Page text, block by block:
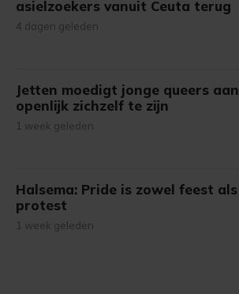
asielzoekers vanuit Ceuta terug
4 dagen geleden
Jetten moedigt jonge queers aan
openlijk zichzelf te zijn
1 week geleden
Halsema: Pride is zowel feest als
protest
1 week geleden